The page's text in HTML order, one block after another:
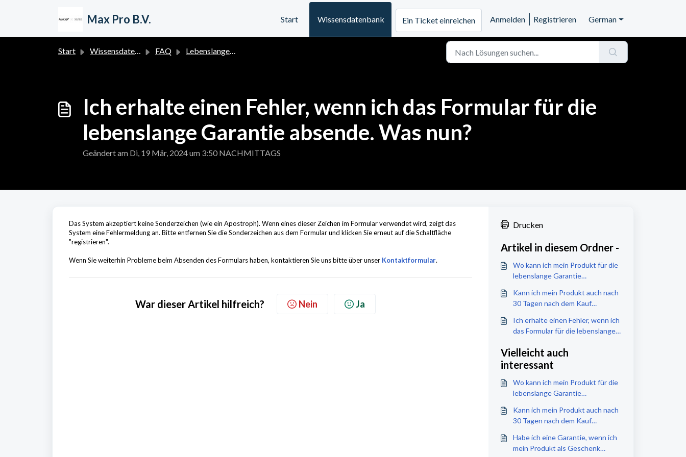
Max Pro B.V. Start Wissensdatenbank Ein Ticket einreichen Anmelden Registrieren German
Start Wissensdatenbank FAQ Lebenslange Garantie
Ich erhalte einen Fehler, wenn ich das Formular für die
lebenslange Garantie absende. Was nun?
Geändert am Di, 19 Mär, 2024 um 3:50 NACHMITTAGS
Das System akzeptiert keine Sonderzeichen (wie ein Apostroph). Wenn eines dieser Zeichen im Formular verwendet wird, zeigt das
System eine Fehlermeldung an. Bitte entfernen Sie die Sonderzeichen aus dem Formular und klicken Sie erneut auf die Schaltfläche
"registrieren".
Wenn Sie weiterhin Probleme beim Absenden des Formulars haben, kontaktieren Sie uns bitte über unser Kontaktformular.
War dieser Artikel hilfreich? Nein Ja
Drucken
Artikel in diesem Ordner -
Wo kann ich mein Produkt für die
lebenslange Garantie
Kann ich mein Produkt auch nach
30 Tagen nach dem Kauf
Ich erhalte einen Fehler, wenn ich
das Formular für die lebenslange
Vielleicht auch
interessant
Wo kann ich mein Produkt für die
lebenslange Garantie
Kann ich mein Produkt auch nach
30 Tagen nach dem Kauf
Habe ich eine Garantie, wenn ich
mein Produkt als Geschenk